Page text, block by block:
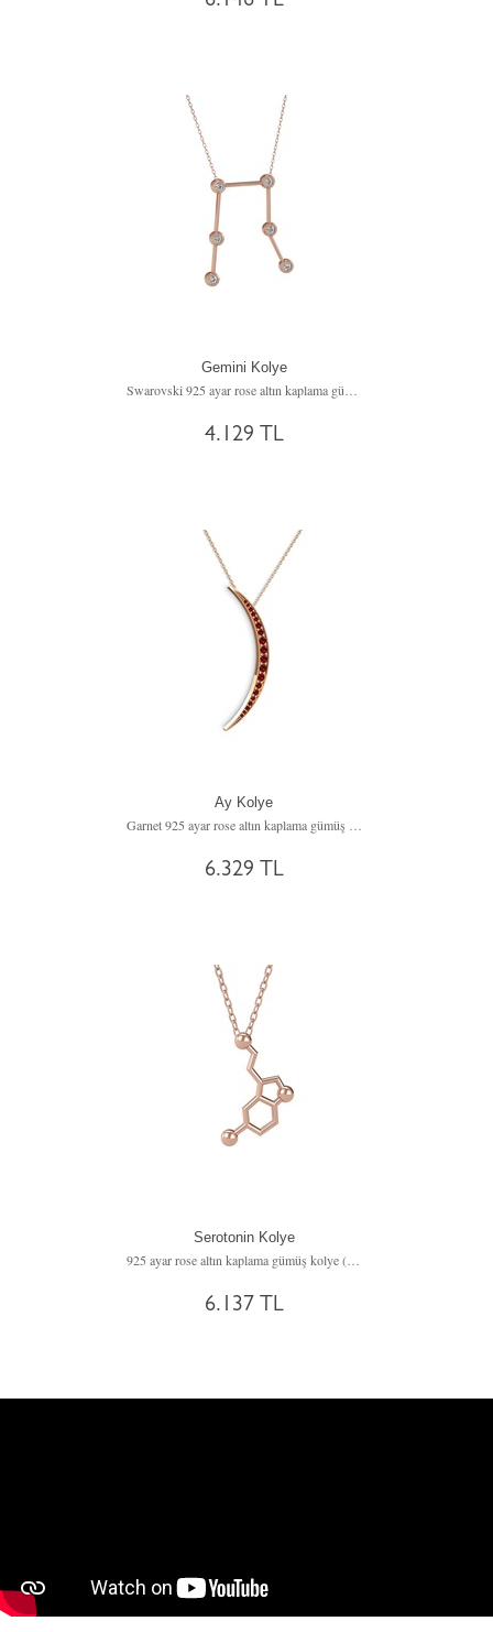
Gemini Kolye
4.129 TL
Ay Kolye
6.329 TL
Serotonin Kolye
925 ayar rose altın kaplama gümüş kolye (40 cm gümüş rolo zincir)
6.137 TL